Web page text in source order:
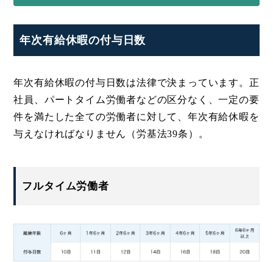
年次有給休暇の付与日数
年次有給休暇の付与日数は法律で決まっています。正
社員、パートタイム労働者などの区分なく、一定の要
件を満たした全ての労働者に対して、年次有給休暇を
与えなければなりません（労基法39条）。
フルタイム労働者